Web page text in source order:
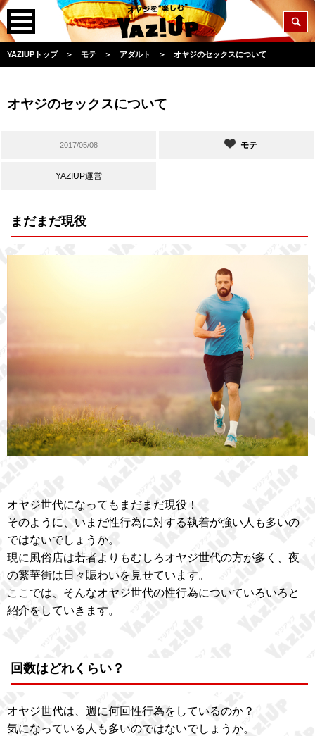
YAZIUPトップ ＞ モテ ＞ アダルト ＞ オヤジのセックスについて
オヤジのセックスについて
2017/05/08 モテ
YAZIUP運営
まだまだ現役
オヤジ世代になってもまだまだ現役！
そのように、いまだ性行為に対する執着が強い人も多いの
ではないでしょうか。
現に風俗店は若者よりもむしろオヤジ世代の方が多く、夜
の繁華街は日々賑わいを見せています。
ここでは、そんなオヤジ世代の性行為についていろいろと
紹介をしていきます。
回数はどれくらい？
オヤジ世代は、週に何回性行為をしているのか？
気になっている人も多いのではないでしょうか。